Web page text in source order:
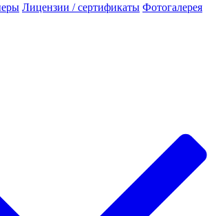
Лицензии / сертификаты Фотогалерея